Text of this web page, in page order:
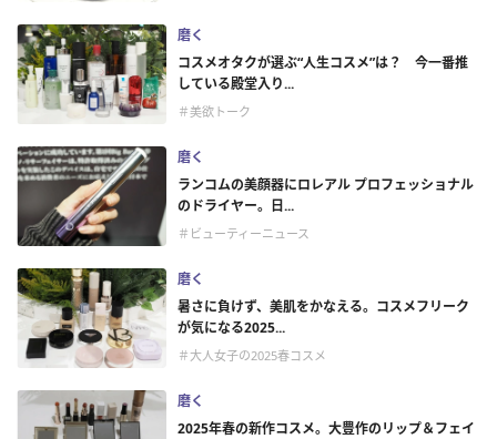
磨く
コスメオタクが選ぶ“人生コスメ”は？ 今一番推
している殿堂入り...
＃美欲トーク
磨く
ランコムの美顔器にロレアル プロフェッショナル
のドライヤー。日...
＃ビューティーニュース
磨く
暑さに負けず、美肌をかなえる。コスメフリーク
が気になる2025...
＃大人女子の2025春コスメ
磨く
2025年春の新作コスメ。大豊作のリップ＆フェイ